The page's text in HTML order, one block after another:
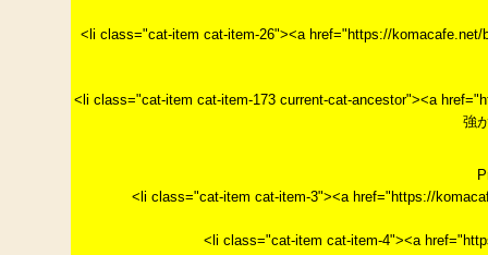
<li class="cat-item cat-item-26"><a href="https://
<li class="cat-item cat-item-173 current-cat-ancestor"><a
強
<li class="cat-item cat-item-3"><a href="https://
<li class="cat-item cat-item-4"><a